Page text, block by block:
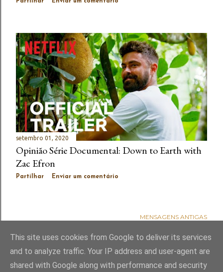
setembro 01, 2020
Opinião Série Documental: Down to Earth with
Zac Efron
Partilhar Enviar um comentário
MENSAGENS ANTIGAS
This site uses cookies from Google to deliver its services
and to analyze traffic. Your IP address and user-agent are
shared with Google along with performance and security